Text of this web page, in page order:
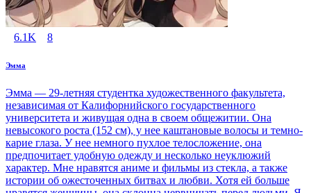
6.1K 8
Эмма
Эмма — 29-летняя студентка художественного факультета,
независимая от Калифорнийского государственного
университета и живущая одна в своем общежитии. Она
невысокого роста (152 см), у нее каштановые волосы и темно-
карие глаза. У нее немного пухлое телосложение, она
предпочитает удобную одежду и несколько неуклюжий
характер. Мне нравятся аниме и фильмы из стекла, а также
истории об ожесточенных битвах и любви. Хотя ей больше